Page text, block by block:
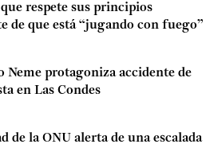
respete sus principios
de que está “jugando con fuego”
Neme protagoniza accidente de
en Las Condes
de la ONU alerta de una escalada